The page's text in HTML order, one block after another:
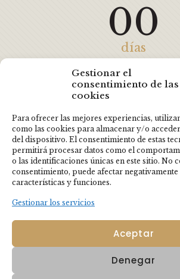
Gestionar el
consentimiento de las
cookies
Para ofrecer las mejores experiencias,
como las cookies para almacenar y/o
del dispositivo. El consentimiento de estas
permitirá procesar datos como el
o las identificaciones únicas en este sitio. No
consentimiento, puede afectar negativamente
características y funciones.
Gestionar los servicios
Aceptar
Denegar
00
días
00
00
minutos
00
segundos